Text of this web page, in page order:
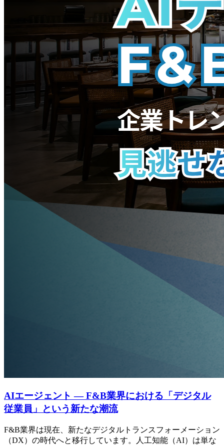
AIエージェント ― F&B業界における「デジタル
従業員」という新たな潮流
F&B業界は現在、新たなデジタルトランスフォーメーション
（DX）の時代へと移行しています。人工知能（AI）は単な